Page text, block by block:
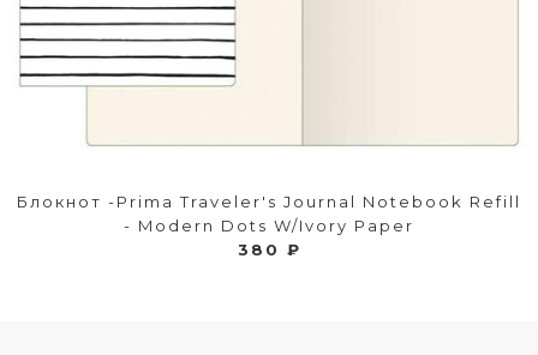
Блокнот -Prima Traveler's Journal Notebook Refill
- Modern Dots W/Ivory Paper
380 ₽